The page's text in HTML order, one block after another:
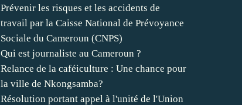
Prévenir les risques et les accidents de
travail par la Caisse National de Prévoyance
Sociale du Cameroun (CNPS)
Qui est journaliste au Cameroun ?
Relance de la caféiculture : Une chance pour
la ville de Nkongsamba?
Résolution portant appel à l'unité de l'Union